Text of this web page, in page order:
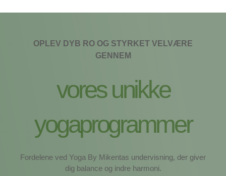
OPLEV DYB RO OG STYRKET VELVÆRE
GENNEM
vores unikke
yogaprogrammer
Fordelene ved Yoga By Mikentas undervisning, der giver
dig balance og indre harmoni.